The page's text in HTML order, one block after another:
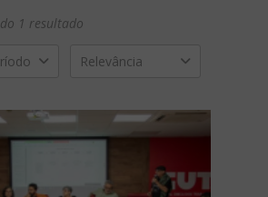
1 resultado
Relevância